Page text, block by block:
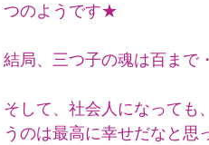
つのようです★
結局、三つ子の魂は百ま
そして、社会人になっても
うのは最高に幸せだなと